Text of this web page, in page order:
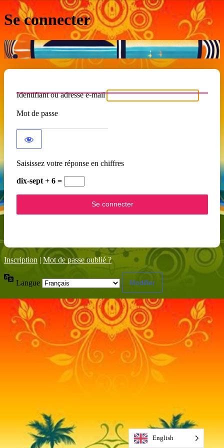
Se connecter
Identifiant ou adresse e-mail
Mot de passe
Saisissez votre réponse en chiffres
dix-sept + 6 =
Inscription | Mot de passe oublié ?
Langue
English